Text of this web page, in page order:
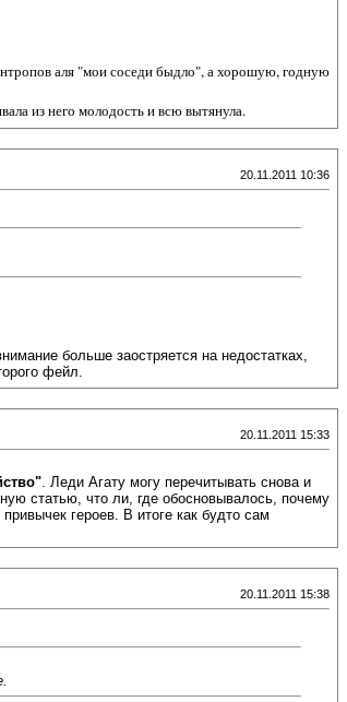
аля "мои соседи быдло", а хорошую, годную
из него молодость и всю вытянула.
20.11.2011 10:36
больше заостряется на недостатках,
фейл.
20.11.2011 15:33
. Леди Агату могу перечитывать снова и
статью, что ли, где обосновывалось, почему
героев. В итоге как будто сам
20.11.2011 15:38